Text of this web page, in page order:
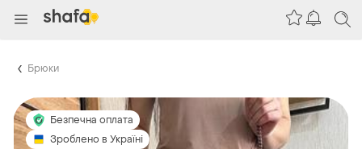
Брюки
Безпечна оплата
Зроблено в Україні